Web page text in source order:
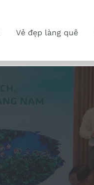
Vẻ đẹp làng quê